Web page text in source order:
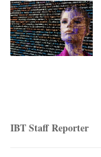
IBT Staff Reporter